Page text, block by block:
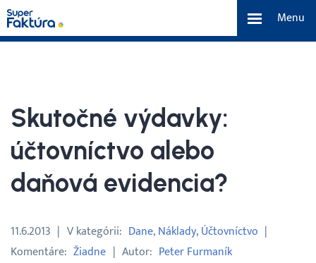
Menu
Benefity
Cenník
O nás
Skutočné výdavky:
účtovníctvo alebo
daňová evidencia?
11.6.2013 V kategórii Dane Náklady Účtovníctvo
Komentáre Žiadne Autor Peter Furmaník